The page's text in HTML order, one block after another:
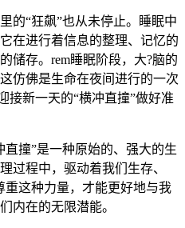
的“狂飙”也从未停止。睡眠中
在进行着信息的整理、记忆的
储存。rem睡眠阶段，大?脑的
仿佛是生命在夜间进行的一次
接新一天的“横冲直撞”做好准
撞”是一种原始的、强大的生
过程中，驱动着我们生存、
重这种力量，才能更好地与我
内在的无限潜能。